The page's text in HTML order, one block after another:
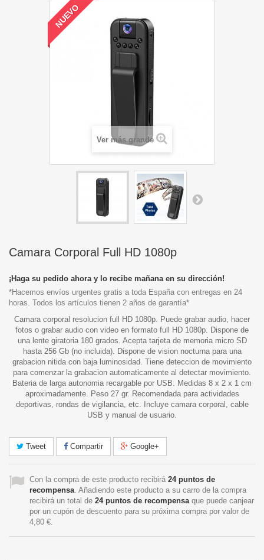
NUEVO
Ver más grande
Camara Corporal Full HD 1080p
¡Haga su pedido ahora y lo recibe mañana en su dirección!
*Hacemos envíos urgentes gratis a toda España con entregas en 24
horas. Todos los artículos tienen 2 años de garantía*
Camara corporal resolucion full HD 1080p. Puede grabar audio, hacer
fotos o grabar audio con video en formato full HD 1080p. Dispone de
una lente giratoria 180 grados. Acepta tarjeta de memoria micro SD
hasta 256 Gb (no incluida). Dispone de vision nocturna para una
grabacion nitida con baja luminosidad. Tiene deteccion de movimiento
para comenzar la grabacion automaticamente al detectar movimiento.
Bateria de larga autonomia recargable por USB. Medidas 8 x 2 x 1 cm
aproximadamente. Peso 27 gr. Recomendada para actividades
deportivas, rondas de vigilancia, etc. Incluye camara corporal, cable
USB y manual de usuario.
Tweet Compartir Google+
Con la compra de este producto recibirá 24puntos de
recompensa. Añadiendo este producto a su carro de la compra
recibirá un total de 24puntos de recompensaque puede canjear
por un cupón de descuento para su próxima compra por valor de
4,80 €.